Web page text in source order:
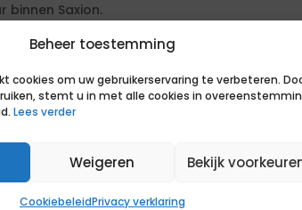
Beheer toestemming
cookies om uw gebruikerservaring te verbeteren.
stemt u in met alle cookies in
Lees verder
Weigeren Bekijk
CookiebeleidPrivacy verklaring
binnen Saxion.
de herinrichting.
en de BI-consultant.
De
Om in aanmerking
je extra punten